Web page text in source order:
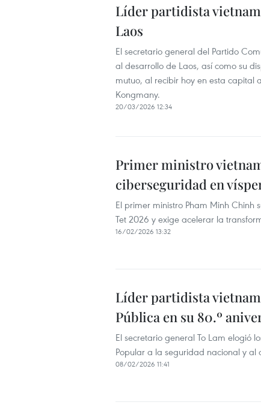
Líder partidista
Laos
El secretario general del Partido
al desarrollo de Laos, así como su
mutuo, al recibir hoy en esta capital
Kongmany.
20/03/2026 12:34
Primer ministro
ciberseguridad en
El primer ministro Pham Minh
Tet 2026 y exige acelerar la
16/02/2026 13:32
Líder partidista
Pública en su 80.º
El secretario general To Lam elogió
Popular a la seguridad nacional y al
08/02/2026 11:41